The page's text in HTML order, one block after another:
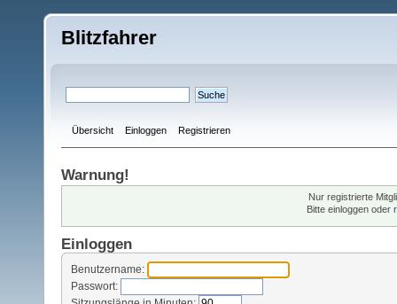
Blitzfahrer
Übersicht Einloggen Registrieren
Warnung!
Nur registrierte
Bitte einloggen oder
Einloggen
Benutzername:
Passwort: